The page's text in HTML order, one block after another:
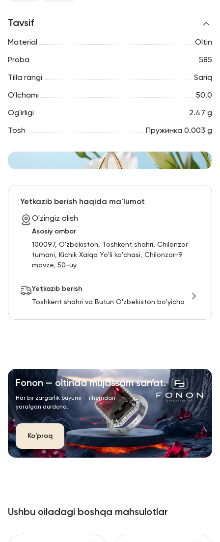
Tavsif
Material Oltin
Proba 585
Tilla rangi Sariq
O'lchami 50.0
Og'irligi 2.47 g
Tosh Пружинка 0.003 g
Yetkazib berish haqida ma'lumot
O'zingiz olish
Asosiy ombor
100097, O'zbekiston, Toshkent shahri, Chilonzor
tumani, Kichik Xalqa Yo'li ko'chasi, Chilonzor-9
mavze, 50-uy
Yetkazib berish
Toshkent shahri va Butun O'zbekiston bo'yicha
Fonon — oltinda mujassam san’at.
Har bir zargarlik buyumi — ilhomdan
yaralgan durdona.
Ko'proq
Ushbu oiladagi boshqa mahsulotlar